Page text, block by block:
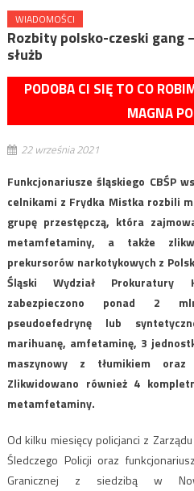
WIADOMOŚCI
Rozbity polsko-czeski gang
służb
PODOBA CI SIĘ TO CO
MAGNA
22 września 2021
Funkcjonariusze śląskiego CBŚP
celnikami z Frydka Mistka rozbili
grupę przestępczą, która
metamfetaminy, a także
prekursorów narkotykowych z
Śląski Wydział Prokuratury
zabezpieczono ponad 2
pseudoefedrynę lub
marihuanę, amfetaminę, 3
maszynowy z tłumikiem
Zlikwidowano również 4
metamfetaminy.
Od kilku miesięcy policjanci z
Śledczego Policji oraz
Granicznej z siedzibą w